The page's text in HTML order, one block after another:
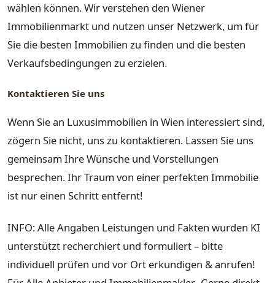
wählen können. Wir verstehen den Wiener
Immobilienmarkt und nutzen unser Netzwerk, um für
Sie die besten Immobilien zu finden und die besten
Verkaufsbedingungen zu erzielen.
Kontaktieren Sie uns
Wenn Sie an Luxusimmobilien in Wien interessiert sind,
zögern Sie nicht, uns zu kontaktieren. Lassen Sie uns
gemeinsam Ihre Wünsche und Vorstellungen
besprechen. Ihr Traum von einer perfekten Immobilie
ist nur einen Schritt entfernt!
INFO: Alle Angaben Leistungen und Fakten wurden KI
unterstützt recherchiert und formuliert – bitte
individuell prüfen und vor Ort erkundigen & anrufen!